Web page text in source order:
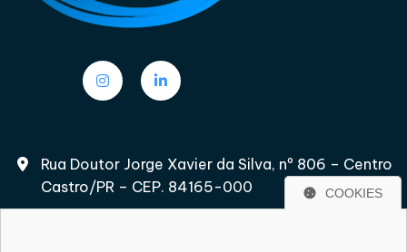
Rua Doutor Jorge Xavier da Silva, nº 806 – Centro
Castro/PR – CEP. 84165-000
COOKIES